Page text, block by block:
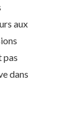
aux
pas
dans